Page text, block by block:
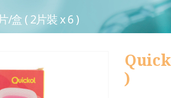
/盒 ( 2片裝 x 6 )
)